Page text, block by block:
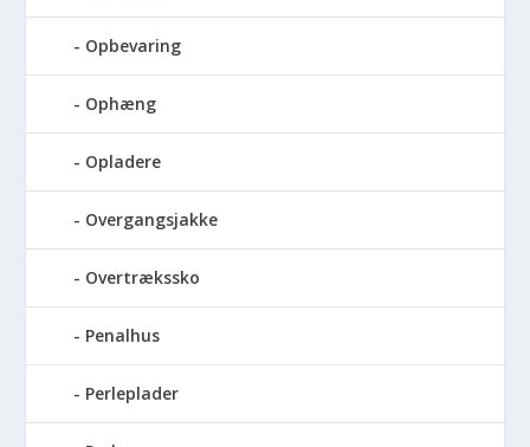
Opbevaring
Ophæng
Opladere
Overgangsjakke
Overtrækssko
Penalhus
Perleplader